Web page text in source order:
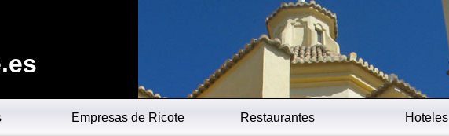
Empresas de Ricote Restaurantes Hoteles